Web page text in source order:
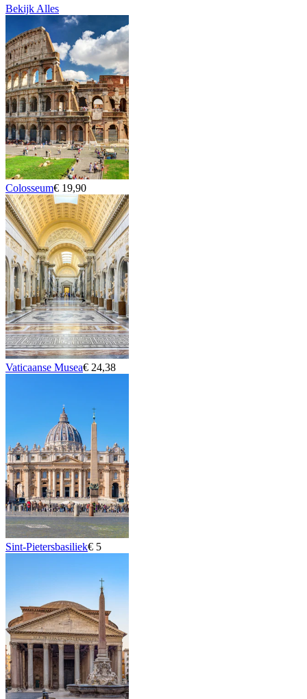
Bekijk Alles
Colosseum€ 19,90
Vaticaanse Musea€ 24,38
Sint-Pietersbasiliek€ 5